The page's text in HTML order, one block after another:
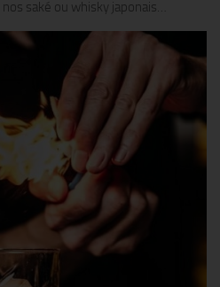
saké ou whisky japonais…